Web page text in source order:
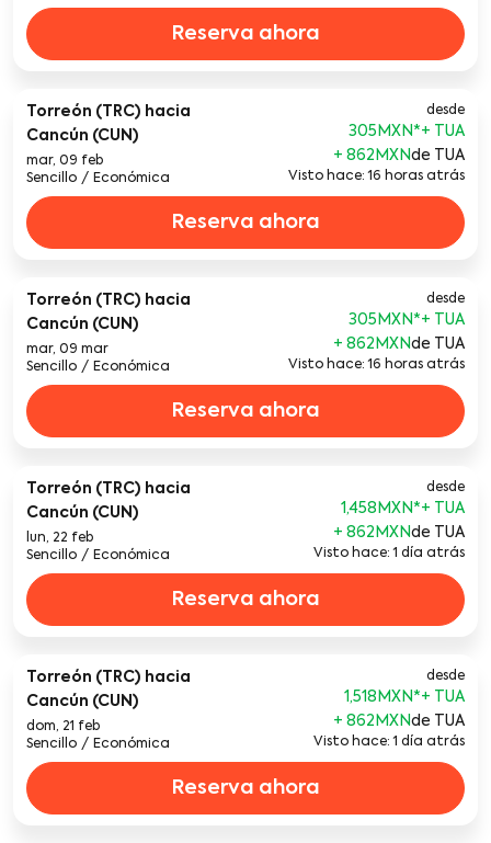
Reserva ahora
Torreón (TRC) hacia
Cancún (CUN)
mar, 09 feb
Sencillo / Económica
desde
305MXN*
+ 862MXNde TUA
Visto hace: 16 horas atrás
Reserva ahora
Torreón (TRC) hacia
Cancún (CUN)
mar, 09 mar
Sencillo / Económica
desde
305MXN*
+ 862MXNde TUA
Visto hace: 16 horas atrás
Reserva ahora
Torreón (TRC) hacia
Cancún (CUN)
lun, 22 feb
Sencillo / Económica
desde
1,458MXN*
+ 862MXNde TUA
Visto hace: 1 día atrás
Reserva ahora
Torreón (TRC) hacia
Cancún (CUN)
dom, 21 feb
Sencillo / Económica
desde
1,518MXN*
+ 862MXNde TUA
Visto hace: 1 día atrás
Reserva ahora